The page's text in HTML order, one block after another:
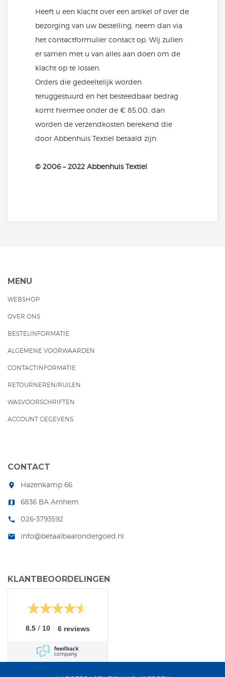
Heeft u een klacht over een artikel of over de
bezorging van uw bestelling, neem dan via
het contactformulier contact op. Wij zullen
er samen met u van alles aan doen om de
klacht op te lossen.
Orders die gedeeltelijk worden
teruggestuurd en het besteedbaar bedrag
komt hiermee onder de € 85.00, dan
worden de verzendkosten berekend die
door Abbenhuis Textiel betaald zijn.
© 2006 – 2022 Abbenhuis Textiel
MENU
WEBSHOP
OVER ONS
BESTELINFORMATIE
ALGEMENE VOORWAARDEN
CONTACTINFORMATIE
RETOURNEREN/RUILEN
WASVOORSCHRIFTEN
ACCOUNT GEGEVENS
CONTACT
room Hazenkamp 66
map 6836 BA Arnhem
call 026-3793592
mail info@betaalbaarondergoed.nl
KLANTBEOORDELINGEN
8.5 / 10 6 reviews